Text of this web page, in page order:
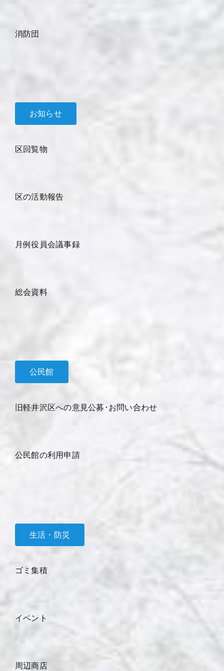
消防団
お知らせ
区回覧物
区の活動報告
月例役員会議事録
総会資料
公民館
旧軽井沢区への意見公募･お問い合わせ
公民館の利用申請
生活・防災
ゴミ集積
イベント
周辺商店